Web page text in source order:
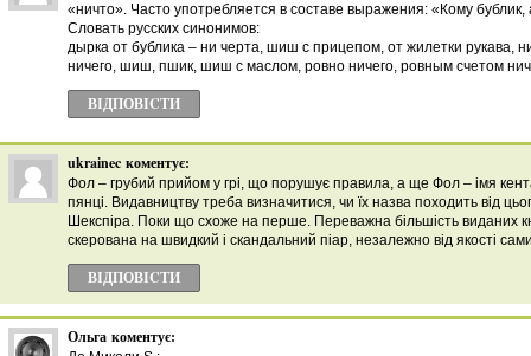
«ничто». Часто употребляется в составе выражения: «Кому бублик,
Словать русских синонимов:
дырка от бублика – ни черта, шиш с прицепом, от жилетки рукава,
ничего, шиш, пшик, шиш с маслом, ровно ничего, ровным счетом
ВІДПОВІCТИ
ukrainec коментує:
Фол – грубий прийом у грі, що порушує правила, а ще Фол – імя
пянці. Видавництву треба визначитися, чи їх назва походить від
Шекспіра. Поки що схоже на перше. Переважна більшість виданих
скерована на швидкий і скандальний піар, незалежно від якості
ВІДПОВІCТИ
Ольга коментує: